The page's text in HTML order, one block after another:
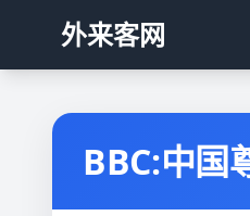
外来客网
BBC:中国